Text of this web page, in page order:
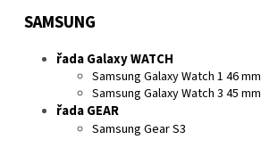
SAMSUNG
řada Galaxy WATCH
Samsung Galaxy Watch 1 46 mm
Samsung Galaxy Watch 3 45 mm
řada GEAR
Samsung Gear S3